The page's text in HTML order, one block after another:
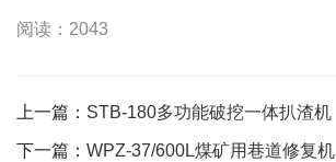
阅读：2043
上一篇： STB-180多功能破挖一体扒渣机
下一篇： WPZ-37/600L煤矿用巷道修复机